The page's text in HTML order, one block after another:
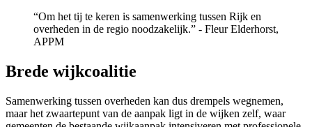
“Om het tij te keren is samenwerking tussen Rijk en
overheden in de regio noodzakelijk.” - Fleur Elderhorst,
APPM
Brede wijkcoalitie
Samenwerking tussen overheden kan dus drempels wegnemen,
maar het zwaartepunt van de aanpak ligt in de wijken zelf, waar